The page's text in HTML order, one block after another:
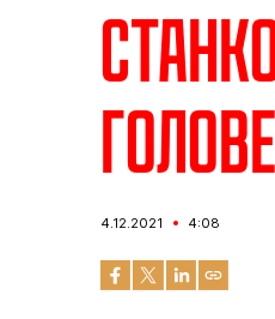
голове
4.12.2021 4:08